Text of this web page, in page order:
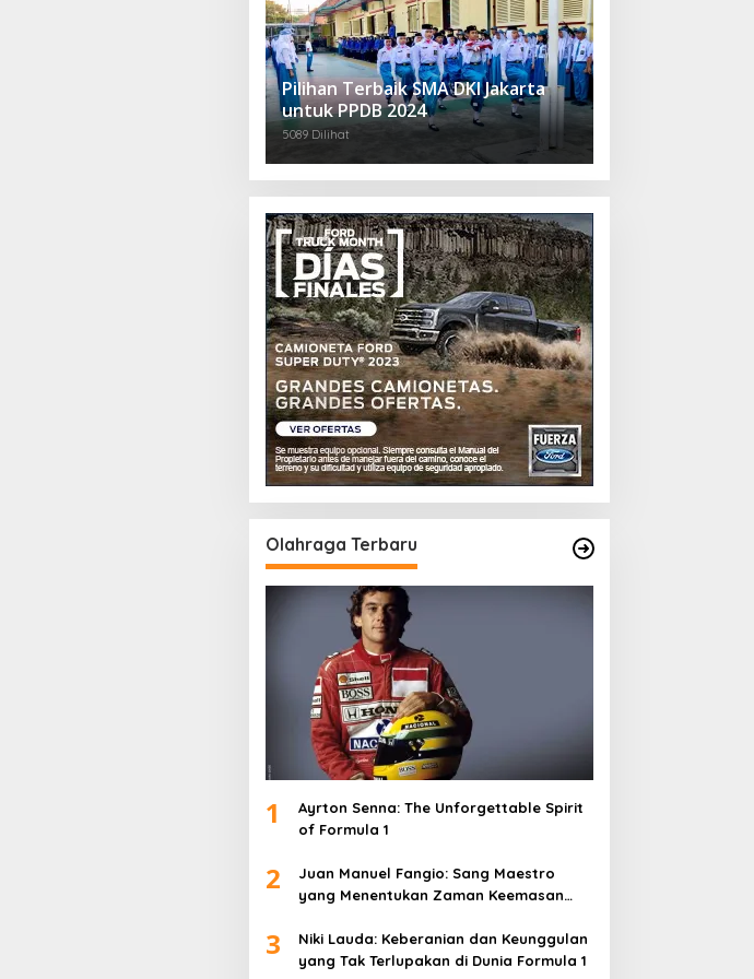
Pilihan Terbaik SMA DKI Jakarta
untuk PPDB 2024
5089 Dilihat
Olahraga Terbaru
1
Ayrton Senna: The Unforgettable Spirit
of Formula 1
2
Juan Manuel Fangio: Sang Maestro
yang Menentukan Zaman Keemasan
3
Niki Lauda: Keberanian dan Keunggulan
yang Tak Terlupakan di Dunia Formula 1